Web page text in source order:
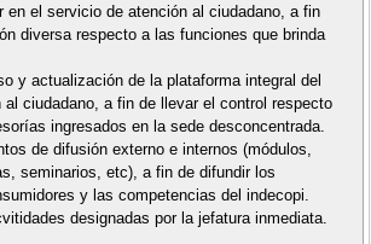
en el servicio de atención al ciudadano, a fin
diversa respecto a las funciones que brinda
y actualización de la plataforma integral del
ciudadano, a fin de llevar el control respecto
ingresados en la sede desconcentrada.
de difusión externo e internos (módulos,
seminarios, etc), a fin de difundir los
y las competencias del indecopi.
designadas por la jefatura inmediata.